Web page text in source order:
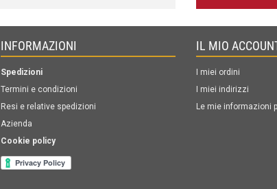
INFORMAZIONI
Spedizioni
Termini e condizioni
Resi e relative spedizioni
Azienda
Cookie policy
IL MIO
I miei ordini
I miei indirizzi
Le mie informazioni